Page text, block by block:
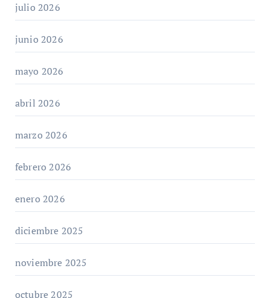
julio 2026
junio 2026
mayo 2026
abril 2026
marzo 2026
febrero 2026
enero 2026
diciembre 2025
noviembre 2025
octubre 2025